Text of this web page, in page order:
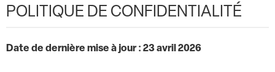
POLITIQUE DE CONFIDENTIALITÉ
Date de dernière mise à jour : 23 avril 2026